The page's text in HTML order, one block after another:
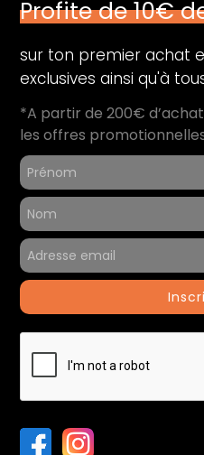
Profite de 10€
sur ton premier achat
exclusives ainsi qu'à
*A partir de 200€
les offres